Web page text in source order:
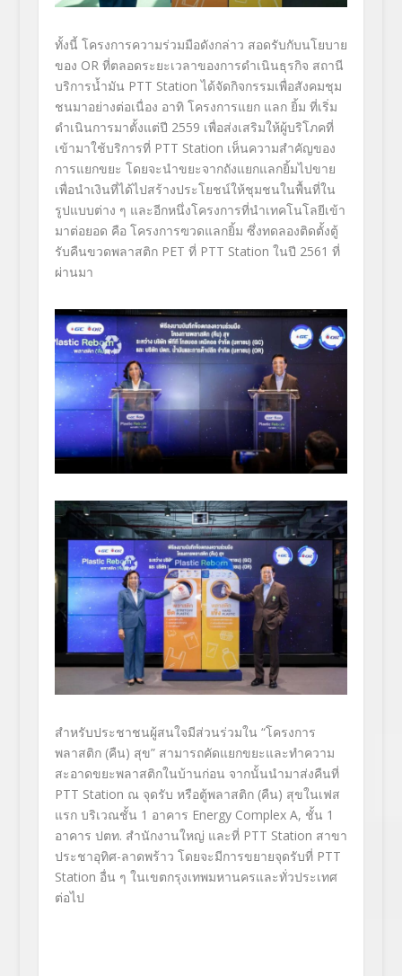
ทั้งนี้ โครงการความร่วมมือดังกล่าว สอดรับกับนโยบาย
ของ OR ที่ตลอดระยะเวลาของการดำเนินธุรกิจ สถานี
บริการน้ำมัน PTT Stationได้จัดกิจกรรมเพื่อสังคมชุม
ชนมาอย่างต่อเนื่อง อาทิ โครงการแยก แลก ยิ้ม ที่เริ่ม
ดำเนินการมาตั้งแต่ปี 2559 เพื่อส่งเสริมให้ผู้บริโภคที่
เข้ามาใช้บริการที่ PTT Station เห็นความสำคัญของ
การแยกขยะ โดยจะนำขยะจากถังแยกแลกยิ้มไปขาย
เพื่อนำเงินที่ได้ไปสร้างประโยชน์ให้ชุมชนในพื้นที่ใน
รูปแบบต่าง ๆ และอีกหนึ่งโครงการที่นำเทคโนโลยีเข้า
มาต่อยอด คือ โครงการฃวดแลกยิ้ม ซึ่งทดลองติดตั้งตู้
รับคืนขวดพลาสติก PET ที่ PTT Station ในปี 2561 ที่
ผ่านมา
สำหรับประชาชนผู้สนใจมีส่วนร่วมใน “โครงการ
พลาสติก (คืน) สุข” สามารถคัดแยกขยะและทำความ
สะอาดขยะพลาสติกในบ้านก่อน จากนั้นนำมาส่งคืนที่
PTT Station ณ จุดรับ หรือตู้พลาสติก (คืน) สุขในเฟส
แรก บริเวณชั้น 1 อาคาร Energy Complex A, ชั้น 1
อาคาร ปตท. สำนักงานใหญ่ และที่ PTT Station สาขา
ประชาอุทิศ-ลาดพร้าว โดยจะมีการขยายจุดรับที่ PTT
Station อื่น ๆ ในเขตกรุงเทพมหานครและทั่วประเทศ
ต่อไป